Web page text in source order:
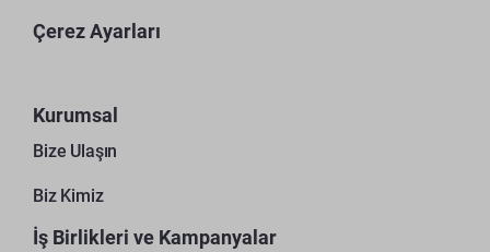
Çerez Ayarları
Kurumsal
Bize Ulaşın
Biz Kimiz
İş Birlikleri ve Kampanyalar